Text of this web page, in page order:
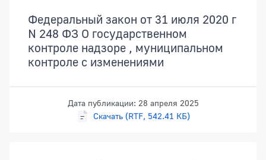
Федеральный закон от 31 июля 2020 г
N 248 ФЗ О государственном
контроле надзоре , муниципальном
контроле с изменениями
Дата публикации: 28 апреля 2025
Скачать (RTF, 542.41 КБ)